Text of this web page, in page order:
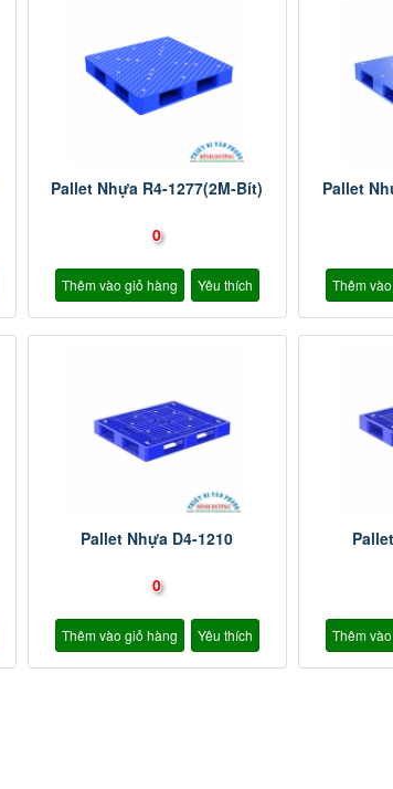
Pallet Nhựa R4-1277(2M-Bít)
0
Thêm vào giỏ hàng Yêu thích
Pallet
Thêm
Pallet Nhựa D4-1210
0
Thêm vào giỏ hàng Yêu thích Thêm